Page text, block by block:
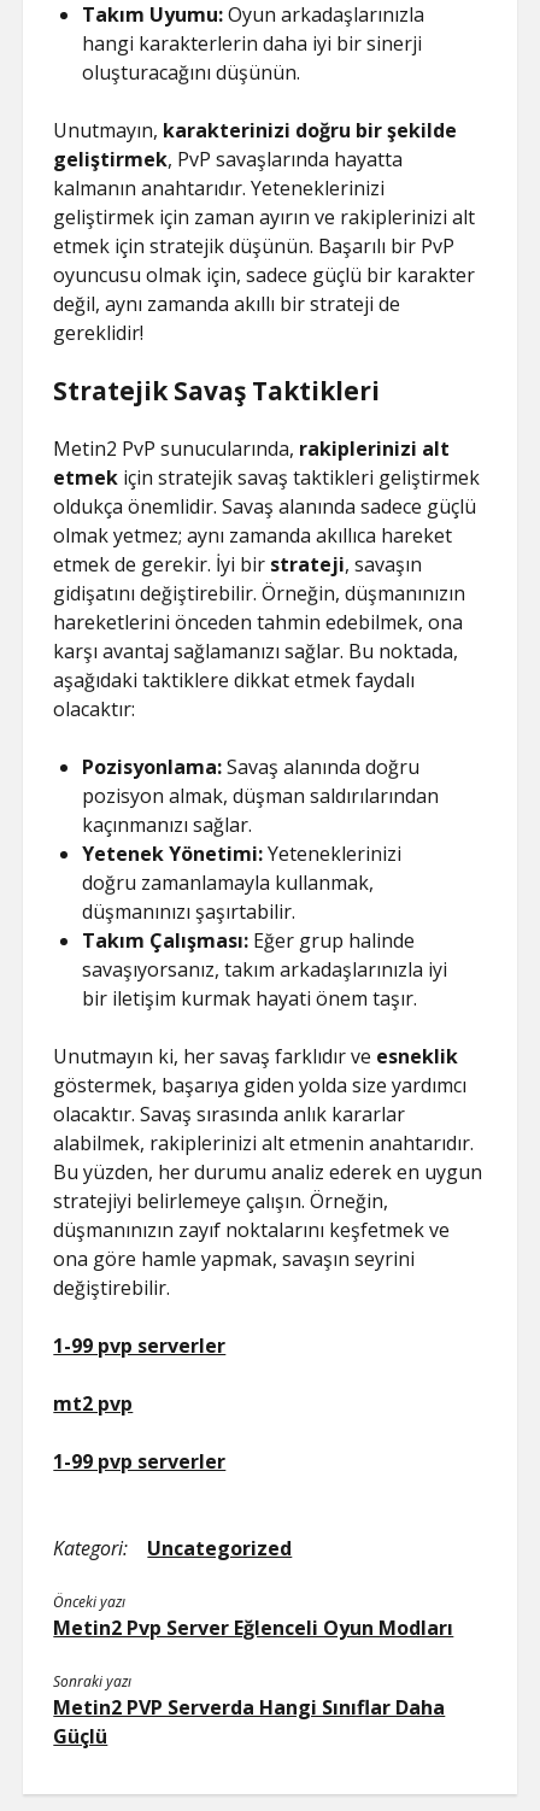
Takım Uyumu:Oyun arkadaşlarınızla
hangi karakterlerin daha iyi bir sinerji
oluşturacağını düşünün.
Unutmayın, karakterinizi doğru bir şekilde
geliştirmek, PvP savaşlarında hayatta
kalmanın anahtarıdır. Yeteneklerinizi
geliştirmek için zaman ayırın ve rakiplerinizi alt
etmek için stratejik düşünün. Başarılı bir PvP
oyuncusu olmak için, sadece güçlü bir karakter
değil, aynı zamanda akıllı bir strateji de
gereklidir!
Stratejik Savaş Taktikleri
Metin2 PvP sunucularında, rakiplerinizi alt
etmek için stratejik savaş taktikleri geliştirmek
oldukça önemlidir. Savaş alanında sadece güçlü
olmak yetmez; aynı zamanda akıllıca hareket
etmek de gerekir. İyi bir strateji, savaşın
gidişatını değiştirebilir. Örneğin, düşmanınızın
hareketlerini önceden tahmin edebilmek, ona
karşı avantaj sağlamanızı sağlar. Bu noktada,
aşağıdaki taktiklere dikkat etmek faydalı
olacaktır:
Pozisyonlama:Savaş alanında doğru
pozisyon almak, düşman saldırılarından
kaçınmanızı sağlar.
Yetenek Yönetimi:Yeteneklerinizi
doğru zamanlamayla kullanmak,
düşmanınızı şaşırtabilir.
Takım Çalışması: Eğer grup halinde
savaşıyorsanız, takım arkadaşlarınızla iyi
bir iletişim kurmak hayati önem taşır.
Unutmayın ki, her savaş farklıdır ve esneklik
göstermek, başarıya giden yolda size yardımcı
olacaktır. Savaş sırasında anlık kararlar
alabilmek, rakiplerinizi alt etmenin anahtarıdır.
Bu yüzden, her durumu analiz ederek en uygun
stratejiyi belirlemeye çalışın. Örneğin,
düşmanınızın zayıf noktalarını keşfetmek ve
ona göre hamle yapmak, savaşın seyrini
değiştirebilir.
1-99 pvp serverler
mt2 pvp
1-99 pvp serverler
Kategori: Uncategorized
Önceki yazı
Metin2 Pvp Server Eğlenceli Oyun Modları
Sonraki yazı
Metin2 PVP Serverda Hangi Sınıflar Daha
Güçlü